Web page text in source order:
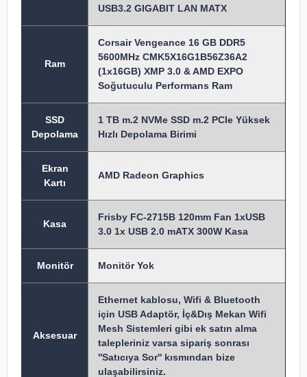
USB3.2 GIGABIT LAN MATX
Ram
Corsair Vengeance 16 GB DDR5
5600MHz CMK5X16G1B56Z36A2
(1x16GB) XMP 3.0 & AMD EXPO
Soğutuculu Performans Ram
SSD
Depolama
1 TB m.2 NVMe SSD m.2 PCIe Yüksek
Hızlı Depolama Birimi
Ekran
Kartı
AMD Radeon Graphics
Kasa
Frisby FC-2715B 120mm Fan 1xUSB
3.0 1x USB 2.0 mATX 300W Kasa
Monitör Monitör Yok
Aksesuar
Ethernet kablosu, Wifi & Bluetooth
için USB Adaptör, İç&Dış Mekan Wifi
Mesh Sistemleri gibi ek satın alma
talepleriniz varsa sipariş sonrası
''Satıcıya Sor'' kısmından bize
ulaşabilirsiniz.